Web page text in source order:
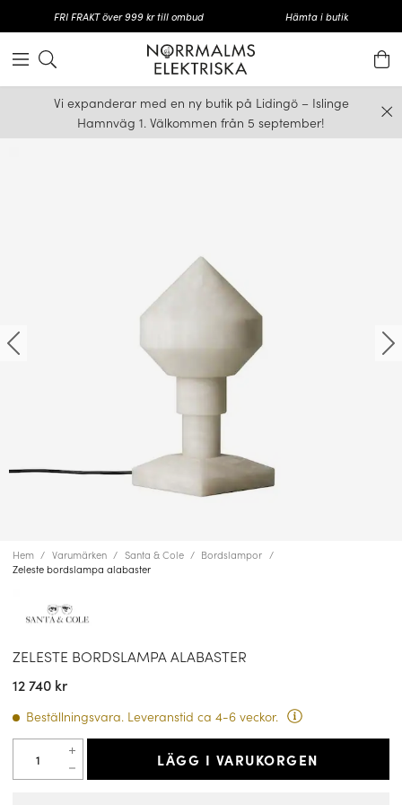
FRI FRAKT över 999 kr till ombud Hämta i butik
Vi expanderar med en ny butik på Lidingö – Islinge
Hamnväg 1. Välkommen från 5 september!
Hem Varumärken Santa & Cole
Bordslampor
Zeleste bordslampa alabaster
ZELESTE BORDSLAMPA ALABASTER
12 740 kr
Beställningsvara. Leveranstid ca 4-6 veckor.
LÄGG I VARUKORGEN